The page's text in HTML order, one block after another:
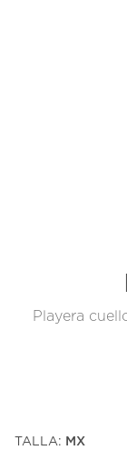
Playera
TALLA: MX